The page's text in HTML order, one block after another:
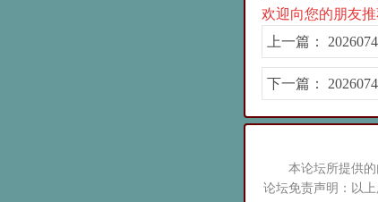
欢迎向您的朋友
上一篇：
下一篇：
本论坛所提供
论坛免责声明：以